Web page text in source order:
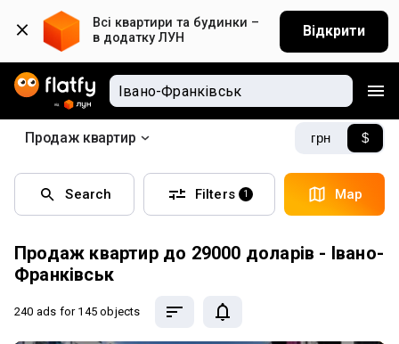
Всі квартири та будинки –
в додатку ЛУН
Відкрити
Продаж квартир грн $
Search Filters 1 Map
Продаж квартир до 29000 доларів - Івано-
Франківськ
240 ads for 145 objects